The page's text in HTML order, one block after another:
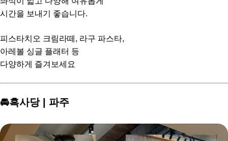
시간을 보내기 좋습니다.
피스타치오 크림라떼, 라구 파스타,
아레볼 싱글 플래터 등
다양하게 즐겨보세요
🚘흑사당 | 파주